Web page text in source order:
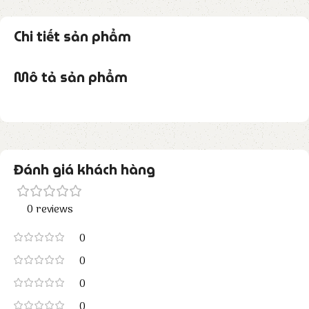
Chi tiết sản phẩm
Mô tả sản phẩm
Đánh giá khách hàng
0 reviews
0
0
0